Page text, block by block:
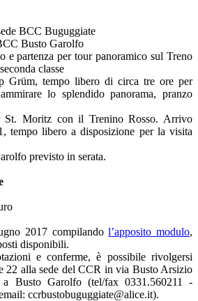
BCC Buguggiate
Busto Garolfo
e partenza per tour panoramico sul Treno
classe
Grüm, tempo libero di circa tre ore per
lo splendido panorama, pranzo
St. Moritz con il Trenino Rosso. Arrivo
tempo libero a disposizione per la visita
previsto in serata.
2017 compilandol’apposito modulo,
disponibili.
e conferme, è possibile rivolgersi
22 alla sede del CCR in via Busto Arsizio
Busto Garolfo (tel/fax 0331.560211 -
ccrbustobuguggiate@alice.it).